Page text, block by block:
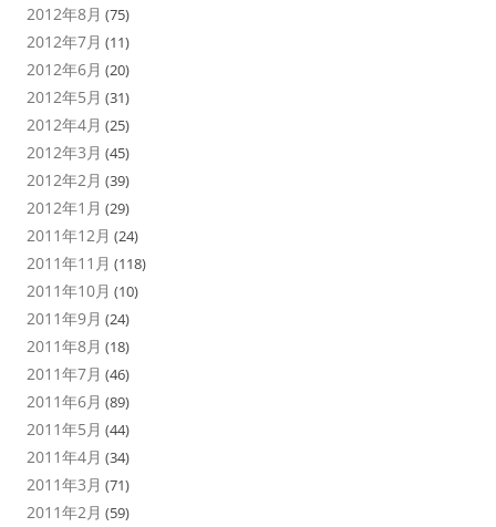
2012年8月 (75)
2012年7月 (11)
2012年6月 (20)
2012年5月 (31)
2012年4月 (25)
2012年3月 (45)
2012年2月 (39)
2012年1月 (29)
2011年12月 (24)
2011年11月 (118)
2011年10月 (10)
2011年9月 (24)
2011年8月 (18)
2011年7月 (46)
2011年6月 (89)
2011年5月 (44)
2011年4月 (34)
2011年3月 (71)
2011年2月 (59)